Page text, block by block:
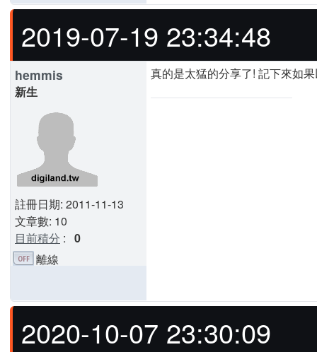
2019-07-19 23:34:48
hemmis
新生
註冊日期: 2011-11-13
文章數: 10
目前積分 : 0
真的是太猛的分享了! 記下來如
離線
2020-10-07 23:30:09